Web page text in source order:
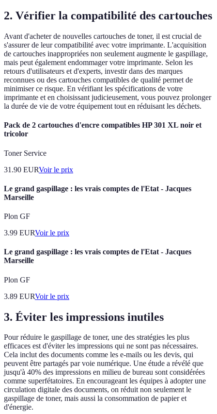
2. Vérifier la compatibilité des cartouches
Avant d'acheter de nouvelles cartouches de toner, il est crucial de
s'assurer de leur compatibilité avec votre imprimante. L'acquisition
de cartouches inappropriées non seulement augmente le gaspillage,
mais peut également endommager votre imprimante. Selon les
retours d'utilisateurs et d'experts, investir dans des marques
reconnues ou des cartouches compatibles de qualité permet de
minimiser ce risque. En vérifiant les spécifications de votre
imprimante et en choisissant judicieusement, vous pouvez prolonger
la durée de vie de votre équipement tout en réduisant les déchets.
Pack de 2 cartouches d'encre compatibles HP 301 XL noir et
tricolor
Toner Service
31.90 EURVoir le prix
Le grand gaspillage : les vrais comptes de l'Etat - Jacques
Marseille
Plon GF
3.99 EURVoir le prix
Le grand gaspillage : les vrais comptes de l'Etat - Jacques
Marseille
Plon GF
3.89 EURVoir le prix
3. Éviter les impressions inutiles
Pour réduire le gaspillage de toner, une des stratégies les plus
efficaces est d'éviter les impressions qui ne sont pas nécessaires.
Cela inclut des documents comme les e-mails ou les devis, qui
peuvent être partagés par voie numérique. Une étude a révélé que
jusqu'à 40% des impressions en milieu de bureau sont considérées
comme superfétatoires. En encourageant les équipes à adopter une
circulation digitale des documents, on réduit non seulement le
gaspillage de toner, mais aussi la consommation de papier et
d'énergie.